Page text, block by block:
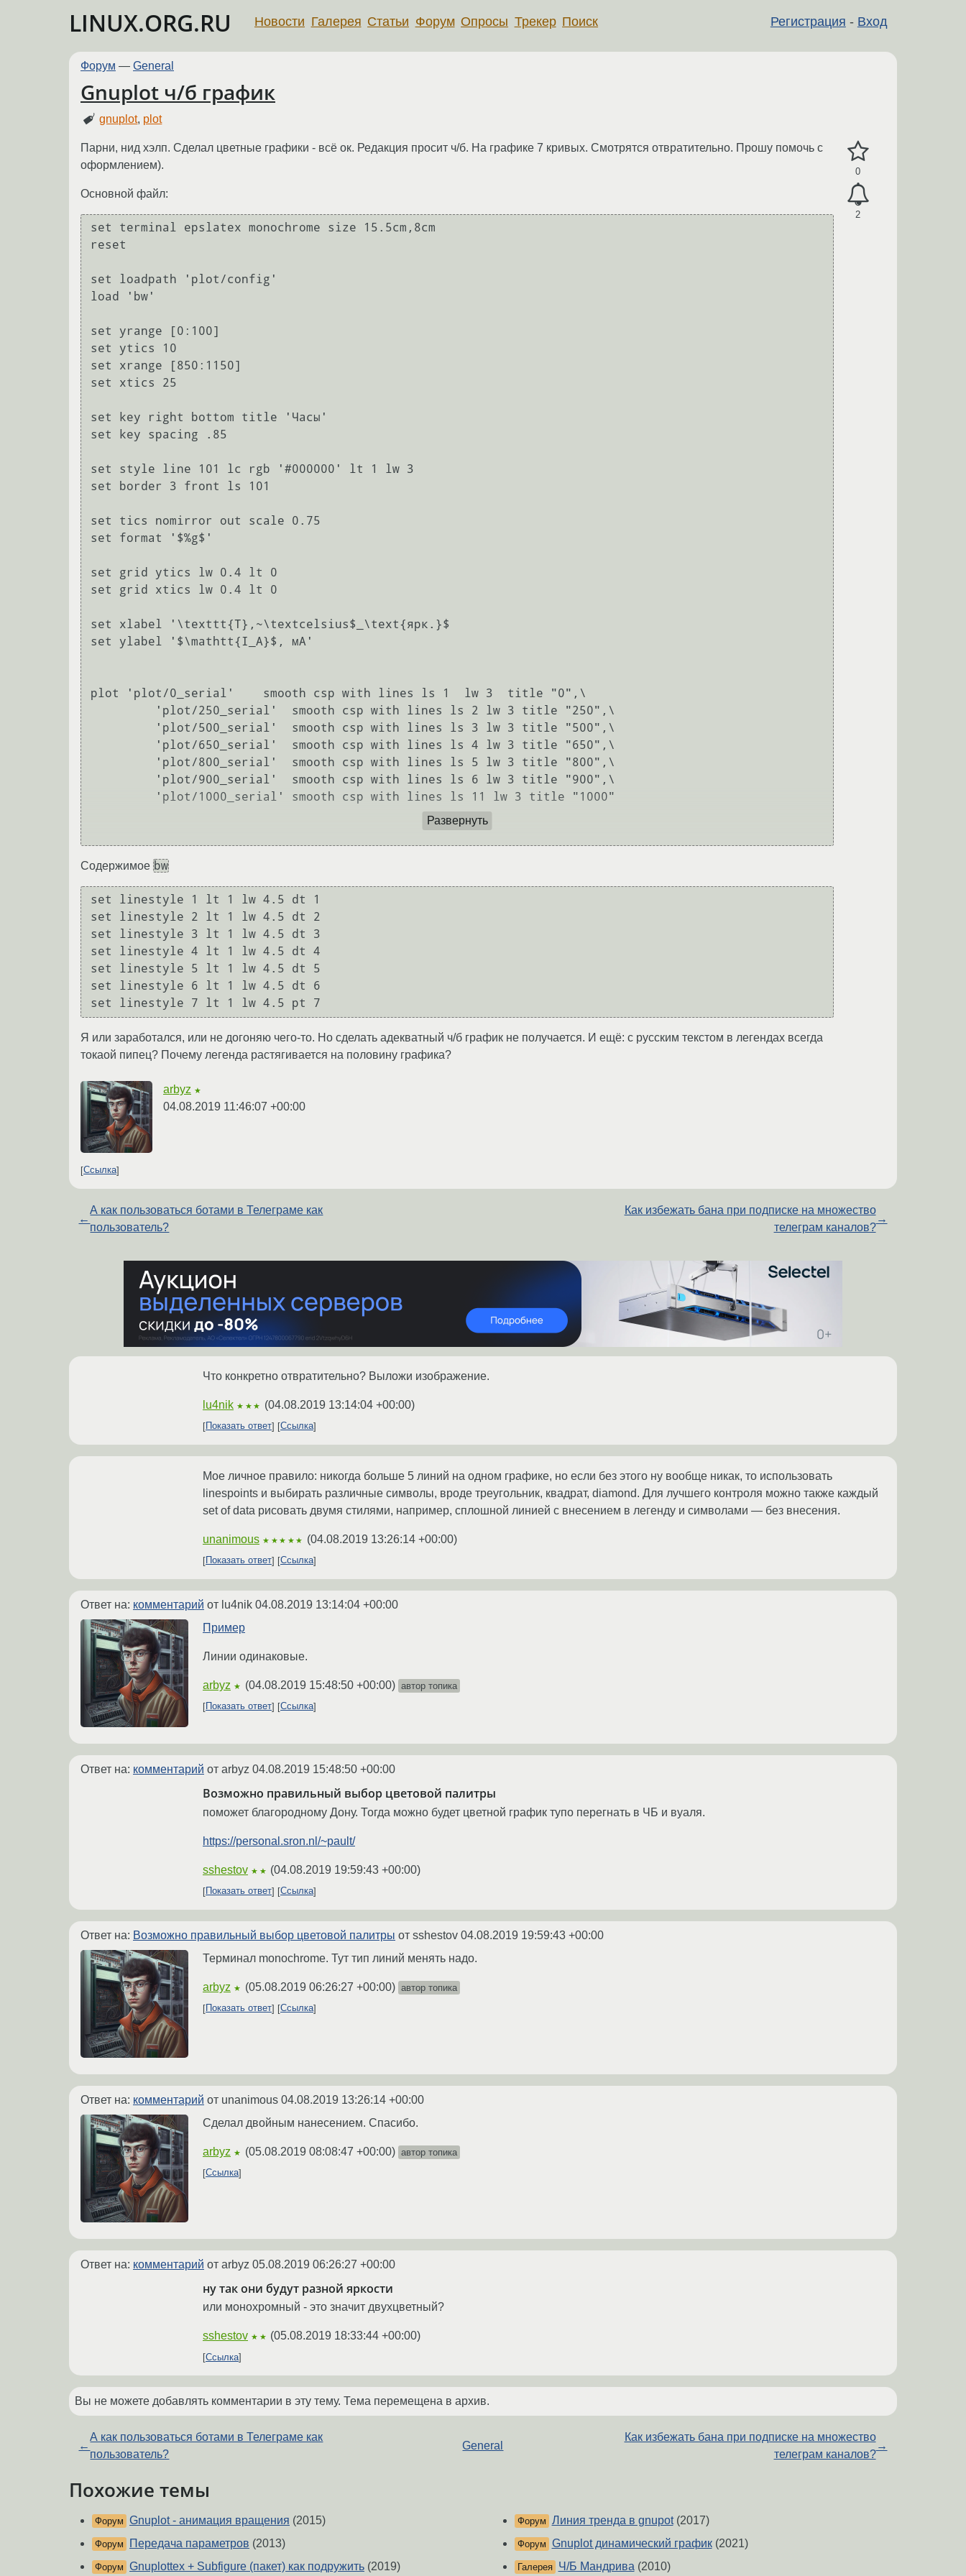
LINUX.ORG.RU Регистрация - Вход
Новости Галерея Статьи Форум Опросы Трекер Поиск
Форум — General
Gnuplot ч/б график
gnuplot, plot
0
2
Парни, нид хэлп. Сделал цветные графики - всё ок. Редакция просит ч/б. На графике 7 кривых. Смотрятся отвратительно. Прошу помочь с
оформлением).
Основной файл:
set terminal epslatex monochrome size 15.5cm,8cm
reset
set loadpath 'plot/config'
load 'bw'
set yrange [0:100]
set ytics 10
set xrange [850:1150]
set xtics 25
set key right bottom title 'Часы'
set key spacing .85
set style line 101 lc rgb '#000000' lt 1 lw 3
set border 3 front ls 101
set tics nomirror out scale 0.75
set format '$%g$'
set grid ytics lw 0.4 lt 0
set grid xtics lw 0.4 lt 0
set xlabel '\texttt{T},~\textcelsius$_\text{ярк.}$
set ylabel '$\mathtt{I_A}$, мА'
plot 'plot/0_serial'    smooth csp with lines ls 1  lw 3  title "0",\
Развернуть
Содержимое bw
set linestyle 1 lt 1 lw 4.5 dt 1
set linestyle 2 lt 1 lw 4.5 dt 2
set linestyle 3 lt 1 lw 4.5 dt 3
set linestyle 4 lt 1 lw 4.5 dt 4
set linestyle 5 lt 1 lw 4.5 dt 5
set linestyle 6 lt 1 lw 4.5 dt 6
Я или заработался, или не догоняю чего-то. Но сделать адекватный ч/б график не получается. И ещё: с русским текстом в легендах всегда
токаой пипец? Почему легенда растягивается на половину графика?
arbyz ★
04.08.2019 11:46:07 +00:00
Ссылка
←
А как пользоваться ботами в Телеграме как
пользователь?
Как избежать бана при подписке на множество
телеграм каналов?
→
Что конкретно отвратительно? Выложи изображение.
lu4nik ★★★ (04.08.2019 13:14:04 +00:00)
Показать ответ Ссылка
Мое личное правило: никогда больше 5 линий на одном графике, но если без этого ну вообще никак, то использовать
linespoints и выбирать различные символы, вроде треугольник, квадрат, diamond. Для лучшего контроля можно также каждый
set of data рисовать двумя стилями, например, сплошной линией с внесением в легенду и символами — без внесения.
unanimous ★★★★★ (04.08.2019 13:26:14 +00:00)
Показать ответ Ссылка
Ответ на: комментарий от lu4nik 04.08.2019 13:14:04 +00:00
Пример
Линии одинаковые.
arbyz ★ (04.08.2019 15:48:50 +00:00) автор топика
Показать ответ
Ссылка
Ответ на: комментарий от arbyz 04.08.2019 15:48:50 +00:00
Возможно правильный выбор цветовой палитры
поможет благородному Дону. Тогда можно будет цветной график тупо перегнать в ЧБ и вуаля.
https://personal.sron.nl/~pault/
sshestov ★★ (04.08.2019 19:59:43 +00:00)
Показать ответ Ссылка
Ответ на: Возможно правильный выбор цветовой палитры от sshestov 04.08.2019 19:59:43 +00:00
Терминал monochrome. Тут тип линий менять надо.
arbyz ★ (05.08.2019 06:26:27 +00:00) автор топика
Показать ответ
Ссылка
Ответ на: комментарий от unanimous 04.08.2019 13:26:14 +00:00
Сделал двойным нанесением. Спасибо.
arbyz ★ (05.08.2019 08:08:47 +00:00) автор топика
Ссылка
Ответ на: комментарий от arbyz 05.08.2019 06:26:27 +00:00
ну так они будут разной яркости
или монохромный - это значит двухцветный?
sshestov ★★ (05.08.2019 18:33:44 +00:00)
Ссылка
Вы не можете добавлять комментарии в эту тему. Тема перемещена в архив.
←
А как пользоваться ботами в Телеграме как
пользователь?
General
Как избежать бана при подписке на множество
телеграм каналов?
→
Похожие темы
Форум Gnuplot - анимация вращения (2015)
Форум Передача параметров (2013)
Форум Gnuplottex + Subfigure (пакет) как подружить (2019)
Форум Линия тренда в gnupot(2017)
Форум Gnuplot динамический график(2021)
Галерея Ч/Б Мандрива (2010)